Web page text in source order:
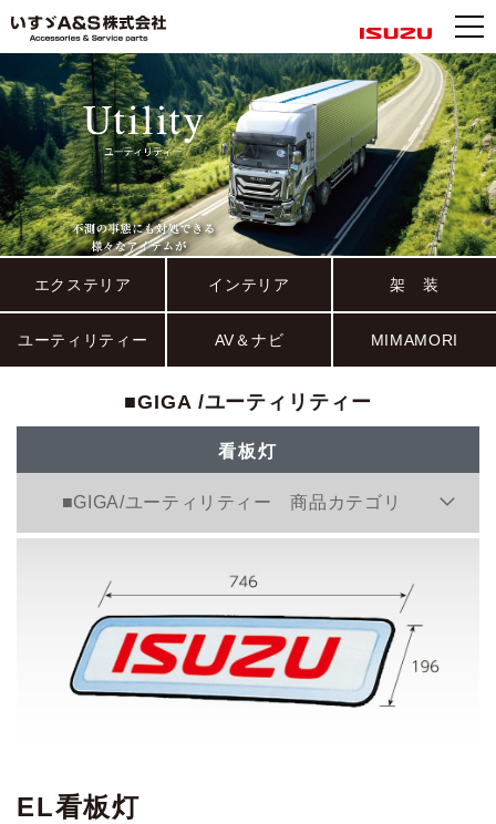
エクステリア インテリア 架 装
ユーティリティー AV＆ナビ MIMAMORI
■GIGA /ユーティリティー
看板灯
■GIGA/ユーティリティー 商品カテゴリ
EL看板灯